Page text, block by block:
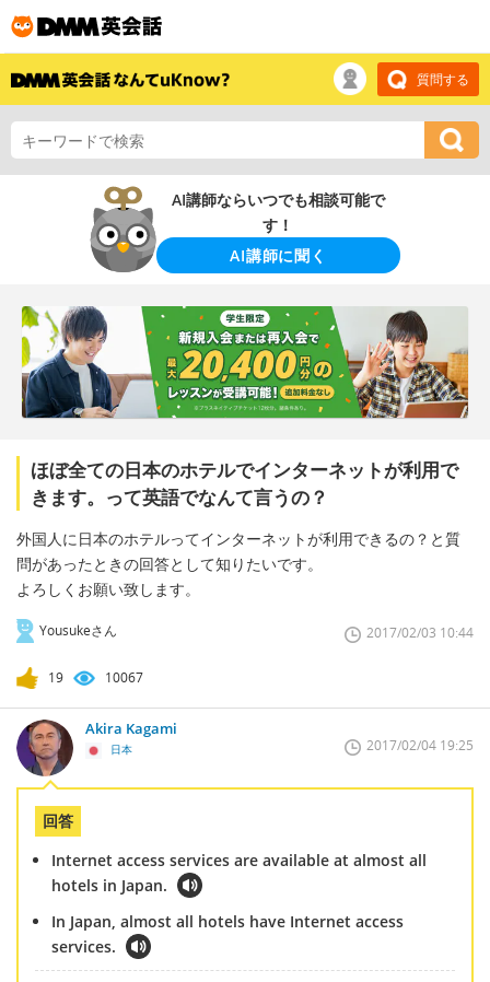
質問する
AI講師ならいつでも相談可能で
す！
AI講師に聞く
ほぼ全ての日本のホテルでインターネットが利用で
きます。って英語でなんて言うの？
外国人に日本のホテルってインターネットが利用できるの？と質
問があったときの回答として知りたいです。
よろしくお願い致します。
Yousukeさん 2017/02/03 10:44
19 10067
Akira Kagami
日本 2017/02/04 19:25
回答
Internet access services are available at almost all
hotels in Japan.
In Japan, almost all hotels have Internet access
services.